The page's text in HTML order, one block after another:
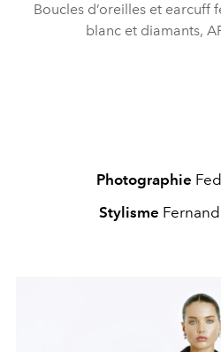
Boucles d’oreilles et earcuff
blanc et diamants,
Photographie
Stylisme